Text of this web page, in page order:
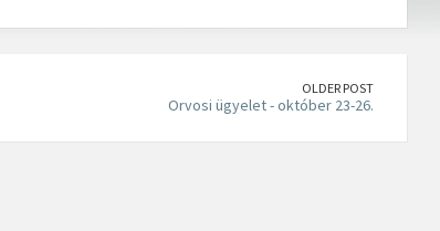
OLDER POST
Orvosi ügyelet - október 23-26.